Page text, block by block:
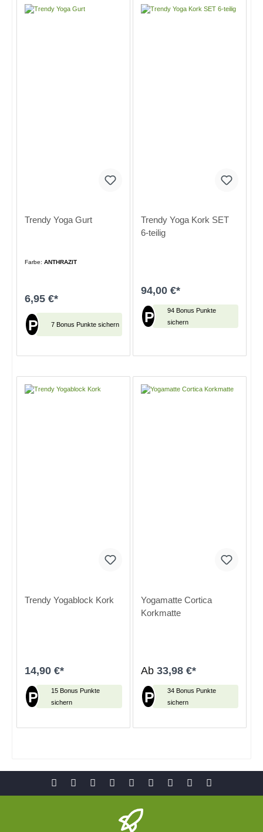
Trendy Yoga Gurt
Farbe: ANTHRAZIT
6,95 €*
P 7 Bonus Punkte sichern
In den Warenkorb
Trendy Yoga Kork SET
6-teilig
94,00 €*
P
94 Bonus Punkte
sichern
Trendy Yogablock Kork
14,90 €*
P
15 Bonus Punkte
sichern
In den Warenkorb
Yogamatte Cortica
Korkmatte
Ab 33,98 €*
P
34 Bonus Punkte
sichern